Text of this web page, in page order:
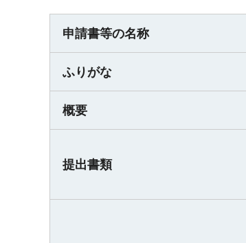
申請書等の名称
ふりがな
概要
提出書類